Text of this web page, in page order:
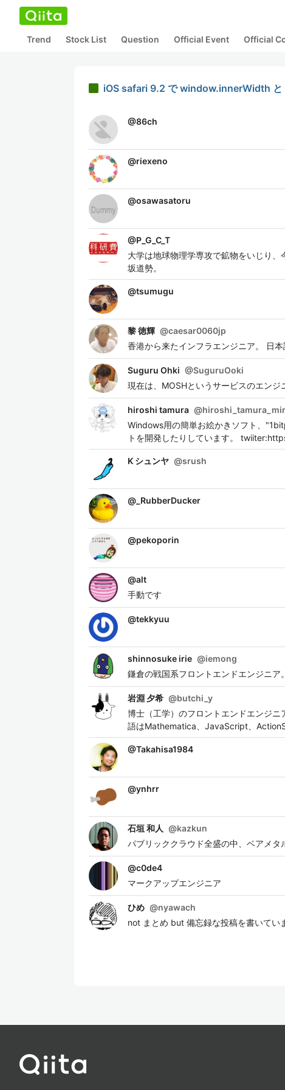
Trend Stock List Question Official Event Official
iOS safari 9.2 で window.innerWidth
@86ch
@riexeno
@osawasatoru
@P_G_C_T
大学は地球物理学専攻で鉱物をいじり
坂道勢。
@tsumugu
黎 徳輝 @caesar0060jp
香港から来たインフラエンジニア。 日
Suguru Ohki @SuguruOoki
現在は、MOSHというサービスのエンジ
hiroshi tamura @
Windows用の簡単お絵かきソフト、
トを開発したりしています。
K シュンヤ @srush
@ _RubberDucker
@pekoporin
@alt
手動です
@tekkyuu
shinnosuke irie @iemong
鎌倉の戦国系フロントエンドエンジニア
岩淵 夕希 @butchi_y
博士（工学）のフロントエンドエンジ
語はMathematica、JavaScript、
@Takahisa1984
@ynhrr
石垣 和人 @kazkun
パブリッククラウド全盛の中、ベアメタ
@c0de4
マークアップエンジニア
ひめ @nyawach
not まとめ but 備忘録な投稿を書いてい